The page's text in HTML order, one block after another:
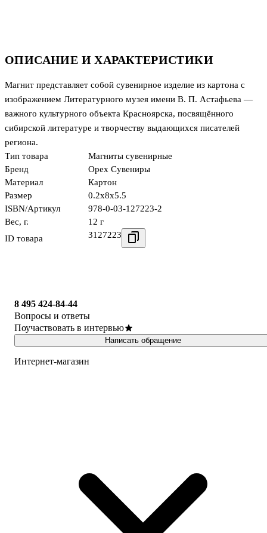
ОПИСАНИЕ И ХАРАКТЕРИСТИКИ
Магнит представляет собой сувенирное изделие из картона с
изображением Литературного музея имени В. П. Астафьева —
важного культурного объекта Красноярска, посвящённого
сибирской литературе и творчеству выдающихся писателей
региона.
Тип товара
Магниты сувенирные
Бренд
Орех Сувениры
Материал
Картон
Размер
0.2x8x5.5
ISBN/Артикул
978-0-03-127223-2
Вес, г.
12 г
ID товара
3127223
8 495 424-84-44
Вопросы и ответы
Поучаствовать в интервью
Написать обращение
Интернет-магазин